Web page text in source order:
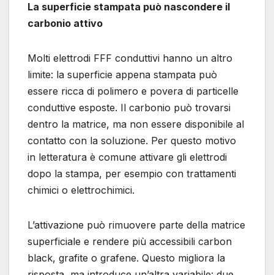
La superficie stampata può nascondere il
carbonio attivo
Molti elettrodi FFF conduttivi hanno un altro
limite: la superficie appena stampata può
essere ricca di polimero e povera di particelle
conduttive esposte. Il carbonio può trovarsi
dentro la matrice, ma non essere disponibile al
contatto con la soluzione. Per questo motivo
in letteratura è comune attivare gli elettrodi
dopo la stampa, per esempio con trattamenti
chimici o elettrochimici.
L’attivazione può rimuovere parte della matrice
superficiale e rendere più accessibili carbon
black, grafite o grafene. Questo migliora la